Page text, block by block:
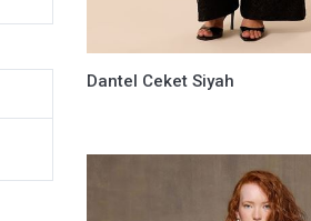
Dantel Ceket Siyah